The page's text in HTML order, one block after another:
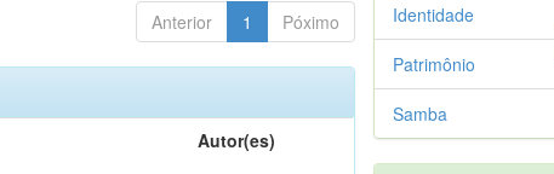
Anterior 1 Póximo
Autor(es)
Identidade
Patrimônio
Samba